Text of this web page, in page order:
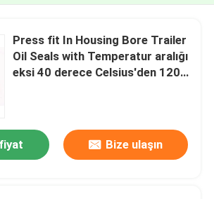
Press fit In Housing Bore Trailer
Oil Seals with Temperatur aralığı
eksi 40 derece Celsius'den 120
Bize ulaşın